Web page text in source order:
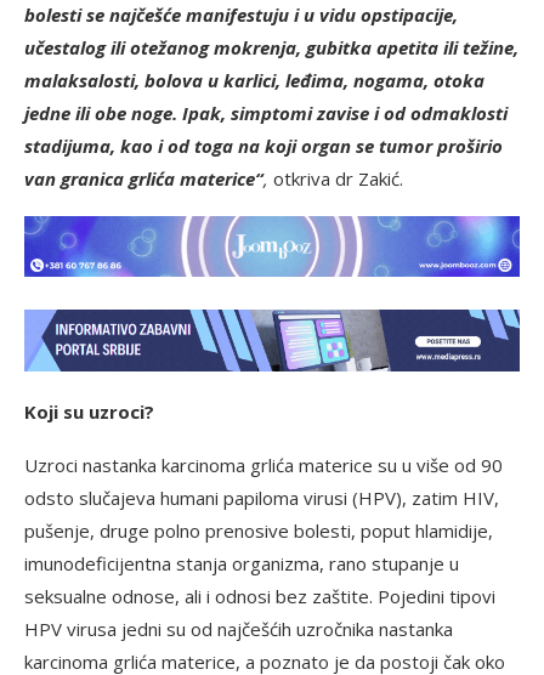
bolesti se najčešće manifestuju i u vidu opstipacije,
učestalog ili otežanog mokrenja, gubitka apetita ili težine,
malaksalosti, bolova u karlici, leđima, nogama, otoka
jedne ili obe noge. Ipak, simptomi zavise i od odmaklosti
stadijuma, kao i od toga na koji organ se tumor proširio
van granica grlića materice“, otkriva dr Zakić.
Koji su uzroci?
Uzroci nastanka karcinoma grlića materice su u više od 90
odsto slučajeva humani papiloma virusi (HPV), zatim HIV,
pušenje, druge polno prenosive bolesti, poput hlamidije,
imunodeficijentna stanja organizma, rano stupanje u
seksualne odnose, ali i odnosi bez zaštite. Pojedini tipovi
HPV virusa jedni su od najčešćih uzročnika nastanka
karcinoma grlića materice, a poznato je da postoji čak oko